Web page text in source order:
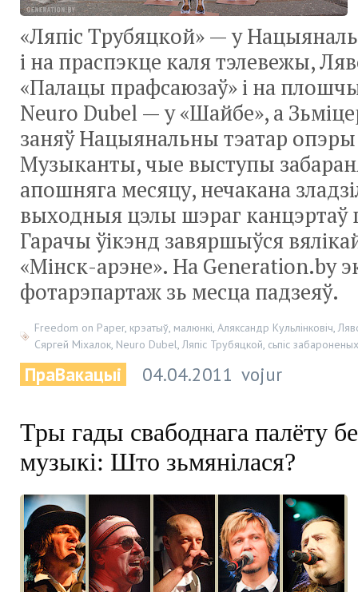
«Ляпіс Трубяцкой» — у
і на праспэкце каля тэлевежы,
«Палацы прафсаюзаў» і на
Neuro Dubel — у «Шайбе», а
заняў Нацыянальны тэатар опэры
Музыканты, чые выступы
апошняга месяцу, нечакана
выходныя цэлы шэраг канцэртаў
Гарачы ўікэнд завяршыўся
«Мінск-арэне». На Generation.by
фотарэпартаж зь месца падзеяў.
Freedom on Paper, крэатыў, малюнкі, Аляксандр Кульлінковіч,
Сяргей Міхалок, Neuro Dubel,Ляпіс Трубяцкой, сьпіс забароненых
ПраВакацыі 04.04.2011 vojur
Тры гады свабоднага палёту
музыкі: Што зьмянілася?